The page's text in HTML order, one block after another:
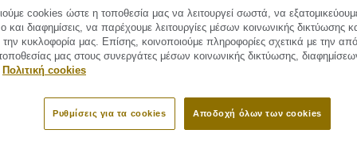
different purposes,
uneven floors, to
to improve sound
includes
tiles (Click LVT,
cookies ώστε η τοποθεσία μας να λειτουργεί σωστά, να
και διαφημίσεις, να παρέχουμε λειτουργίες μέσων κοινωνικής δικτύωσης
κυκλοφορία μας. Επίσης, κοινοποιούμε πληροφορίες σχετικά με την
μας στους συνεργάτες μέσων κοινωνικής δικτύωσης,
Πολιτική cookies
Αποδοχή όλων των cookies
Ρυθμίσεις για τα cookies